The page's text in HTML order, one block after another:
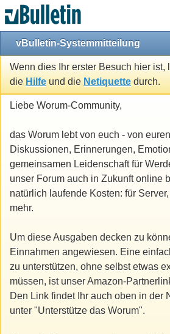
vBulletin-Systemmitteilung
Wenn dies Ihr erster Besuch hier ist,
die Hilfe und die Netiquette durch.
Liebe Worum-Community,
das Worum lebt von euch - von
Diskussionen, Erinnerungen,
gemeinsamen Leidenschaft für
unser Forum auch in Zukunft online
natürlich laufende Kosten: für
mehr.
Um diese Ausgaben decken zu
Einnahmen angewiesen. Eine
zu unterstützen, ohne selbst etwas
müssen, ist unser Amazon-
Den Link findet Ihr auch oben in der
unter "Unterstütze das Worum".